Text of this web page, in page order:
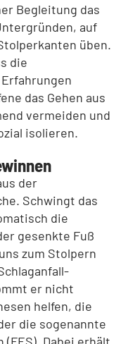
Begleitung das
auf
üben.
die
das Gehen aus
vermeiden und
isolieren.
der
Schwingt das
die
gesenkte Fuß
zum Stolpern
er nicht
helfen, die
die sogenannte
Dabei erhält